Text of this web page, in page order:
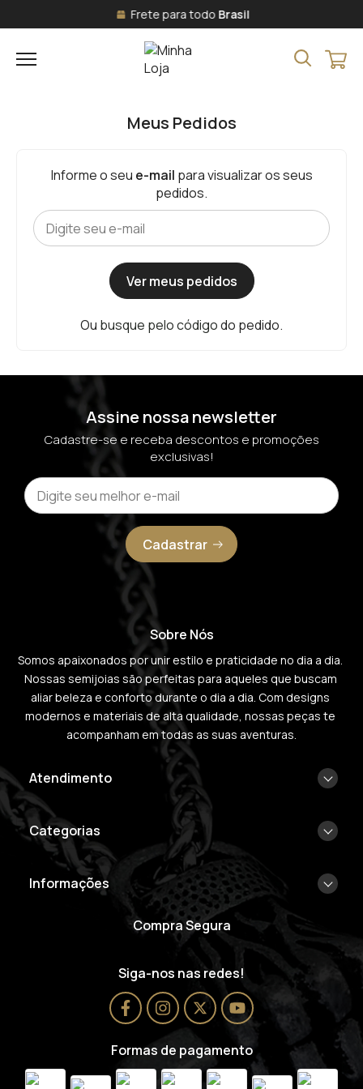
Frete para todo Brasil
Meus Pedidos
Informe o seu e-mail para visualizar os seus
pedidos.
Ver meus pedidos
Ou busque pelo códigodo pedido.
Assine nossa newsletter
Cadastre-se e receba descontos e promoções
exclusivas!
Cadastrar
Sobre Nós
Somos apaixonados por unir estilo e praticidade no dia a dia.
Nossas semijoias são perfeitas para aqueles que buscam
aliar beleza e conforto durante o dia a dia. Com designs
modernos e materiais de alta qualidade, nossas peças te
acompanham em todas as suas aventuras.
Categorias
Informações
Compra Segura
Atendimento
Siga-nos nas redes!
Formas de pagamento